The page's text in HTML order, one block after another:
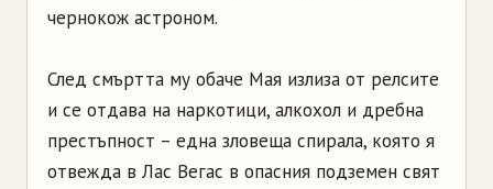
чернокож астроном.
След смъртта му обаче Мая излиза от релсите
и се отдава на наркотици, алкохол и дребна
престъпност – една зловеща спирала, която я
отвежда в Лас Вегас в опасния подземен свят